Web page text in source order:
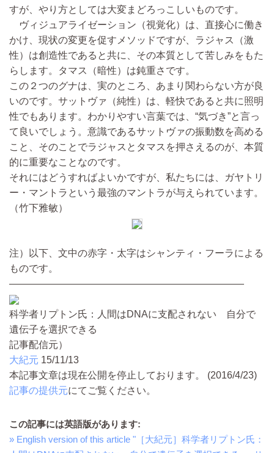
すが、やり方としては大変まどろっこしいものです。
ヴィジュアライゼーション（視覚化）は、直接心に働き
かけ、現状の変更を促すメソッドですが、ラジャス（激
性）は創造性であると共に、その本質として苦しみをもた
らします。タマス（暗性）は鈍重さです。
この２つのグナは、実のところ、あまり関わらない方が良
いのです。サットヴァ（純性）は、軽快であると共に照明
性でもあります。わかりやすい言葉では、“気づき”と言っ
て良いでしょう。意識であるサットヴァの振動数を高める
こと、そのことでラジャスとタマスを押さえるのが、本質
的に重要なことなのです。
それにはどうすればよいかですが、私たちには、ガヤトリ
ー・マントラという最強のマントラが与えられています。
（竹下雅敏）
注）以下、文中の赤字・太字はシャンティ・フーラによる
ものです。
————————————————————————
科学者リプトン氏：人間はDNAに支配されない 自分で
遺伝子を選択できる
記事配信元）
大紀元 15/11/13
本記事文章は現在公開を停止しております。 (2016/4/23)
記事の提供元にてご覧ください。
この記事には英語版があります:
» English version of this article "［大紀元］科学者リプトン氏：